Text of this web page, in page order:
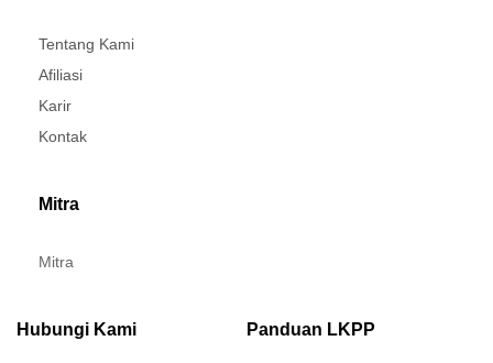
Tentang Kami
Afiliasi
Karir
Kontak
Mitra
Mitra
Hubungi Kami Panduan LKPP